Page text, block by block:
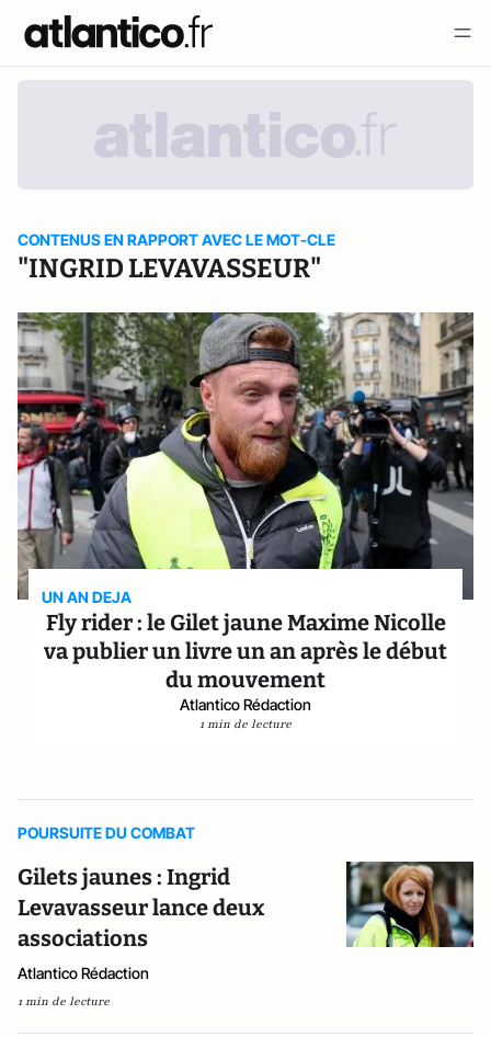
CONTENUS EN RAPPORT AVEC LE MOT-CLE
"INGRID LEVAVASSEUR"
UN AN DEJA
Fly rider : le Gilet jaune Maxime Nicolle
va publier un livre un an après le début
du mouvement
Atlantico Rédaction
1 min de lecture
POURSUITE DU COMBAT
Gilets jaunes : Ingrid
Levavasseur lance deux
associations
Atlantico Rédaction
1 min de lecture